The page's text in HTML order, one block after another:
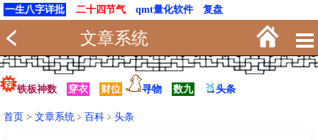
一生八字详批 二十四节气 qmt量化软件 复盘
文章系统
铁板神数 穿衣 财位 寻物 数九 头条
首页 > 文章系统 ﹥ 百科 ﹥ 头条